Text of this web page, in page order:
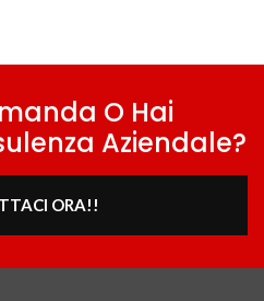
O Hai
Aziendale?
ORA!!